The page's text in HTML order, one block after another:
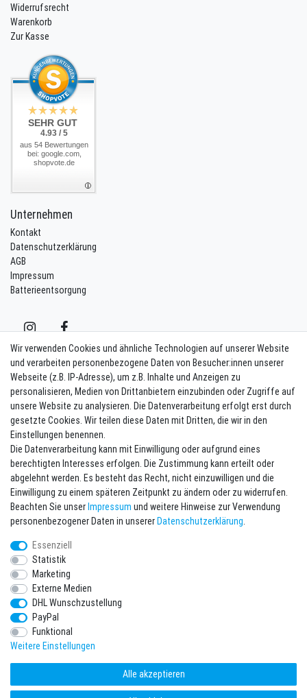
Widerrufsrecht
Warenkorb
Zur Kasse
SEHR GUT
4.93 / 5
aus 54 Bewertungen
bei: google.com,
shopvote.de
Unternehmen
Kontakt
Datenschutzerklärung
AGB
Impressum
Batterieentsorgung
Vertrag widerrufen Kontakt
Newsletter eintragen
Melde Dich an um alle Vorteile zu genießen. Plus 10 EUR Gutschein für
die Newsletteranmeldung, einlösbar ab 75 EUR Warenwert!
E-MAIL **
Newsletter
Honig
Hiermit bestätige ich, dass ich dieDaten­schutz­erklärunggelesen habe. Meine
Einwilligung kann ich jederzeit widerrufen.**
* Pflichtfeld
Ich möchte den Newsletter abonnieren. Bitte senden Sie mir entsprechend
Ihrer
Daten­schutz­erklärung
Informationen zu folgendem Produktsortiment per E-Mail zu: Sportartikel und
Zubehör aus Ihrem Sortiment.
Wir verwenden Cookies und ähnliche Technologien auf unserer Website
und verarbeiten personenbezogene Daten von Besucher:innen unserer
Webseite (z.B. IP-Adresse), um z.B. Inhalte und Anzeigen zu
personalisieren, Medien von Drittanbietern einzubinden oder Zugriffe auf
unsere Website zu analysieren. Die Datenverarbeitung erfolgt erst durch
gesetzte Cookies. Wir teilen diese Daten mit Dritten, die wir in den
Einstellungen benennen.
Die Datenverarbeitung kann mit Einwilligung oder aufgrund eines
berechtigten Interesses erfolgen. Die Zustimmung kann erteilt oder
abgelehnt werden. Es besteht das Recht, nicht einzuwilligen und die
Einwilligung zu einem späteren Zeitpunkt zu ändern oder zu widerrufen.
Beachten Sie unserImpressum und weitere Hinweise zur Verwendung
personenbezogener Daten in unsererDaten­schutz­erklärung.
Essenziell
Statistik
Marketing
Externe Medien
DHL Wunschzustellung
PayPal
Funktional
Weitere Einstellungen
Alle akzeptieren